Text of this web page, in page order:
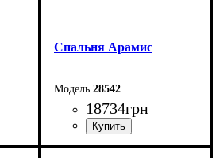
Спальня Арамис
28542
18734грн